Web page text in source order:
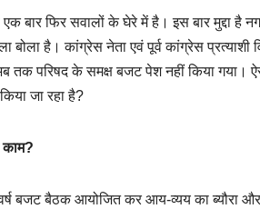
एक बार फिर सवालों के घेरे में है। इस बार मुद्दा
बोला है। कांग्रेस नेता एवं पूर्व कांग्रेस
परिषद के समक्ष बजट पेश नहीं किया गया।
जा रहा है?
काम?
बजट बैठक आयोजित कर आय-व्यय का ब्यौरा